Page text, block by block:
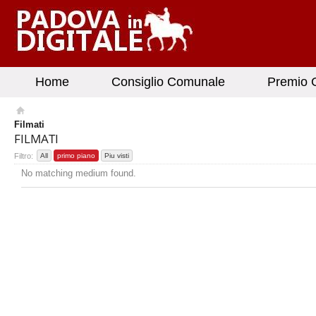
Home Consiglio Comunale Premio
Filmati
FILMATI
Filtro: All primo piano Piu visti
No matching medium found.